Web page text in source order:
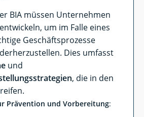
BIA müssen Unternehmen
um im Falle eines
Geschäftsprozesse
Dies umfasst
und
, die in den
Prävention und Vorbereitung: